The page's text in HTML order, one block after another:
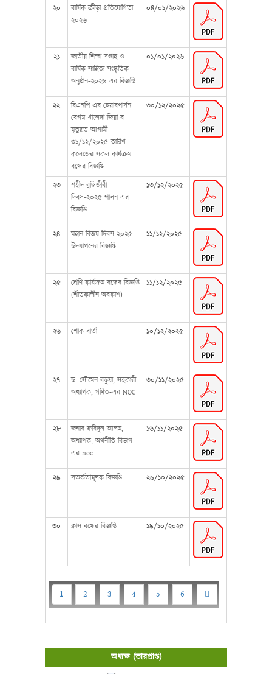
২০
বার্ষিক ক্রীড়া প্রতিযোগিতা
২০২৬
০৪/০১/২০২৬
২১
জাতীয় শিক্ষা সপ্তাহ ও
বার্ষিক সাহিত্য-সংষ্কৃতিক
অনুষ্ঠান-২০২৬ এর বিজ্ঞপ্তি
০১/০১/২০২৬
২২
বিএনপি এর চেয়ারপার্সন
বেগম খালেদা জিয়া-র
মৃত্যুতে আগামী
৩১/১২/২০২৫ তারিখ
কলেজের সকল কার্যক্রম
বন্ধের বিজ্ঞপ্তি
৩০/১২/২০২৫
২৩
শহীদ বুদ্ধিজীবী
দিবস-২০২৫ পালন এর
বিজ্ঞপ্তি
১৩/১২/২০২৫
২৪
মহান বিজয় দিবস-২০২৫
উদযাপনের বিজ্ঞপ্তি
১১/১২/২০২৫
২৫
শ্রেণি-কার্যক্রম বন্ধের বিজ্ঞপ্তি
(শীতকালীন অবকাশ)
১১/১২/২০২৫
২৬ শোক বার্তা ১০/১২/২০২৫
২৭
ড. সৌমেন বড়ুয়া, সহকারী
অধ্যাপক, গণিত-এর NOC
৩০/১১/২০২৫
২৮
জনাব ফরিদুল আলম,
অধ্যাপক, অর্থনীতি বিভাগ
এর noc
১৬/১১/২০২৫
২৯ সতর্কতামূলক বিজ্ঞপ্তি ২৯/১০/২০২৫
৩০ ক্লাস বন্ধের বিজ্ঞপ্তি ১৯/১০/২০২৫
1 2 3 4 5 6
অধ্যক্ষ (ভারপ্রাপ্ত)